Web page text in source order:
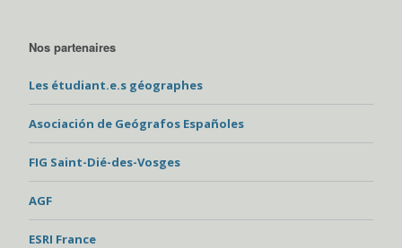
Nos partenaires
Les étudiant.e.s géographes
Asociación de Geógrafos Españoles
FIG Saint-Dié-des-Vosges
AGF
ESRI France